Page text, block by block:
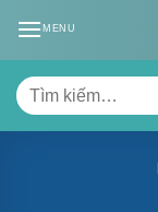
MENU
Tìm
kiếm: